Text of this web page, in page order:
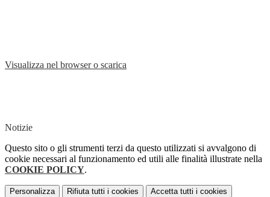
Visualizza nel browser o scarica
Notizie
Questo sito o gli strumenti terzi da questo utilizzati si avvalgono di
cookie necessari al funzionamento ed utili alle finalità illustrate nella
COOKIE POLICY.
Personalizza Rifiuta tutti i cookies Accetta tutti i cookies